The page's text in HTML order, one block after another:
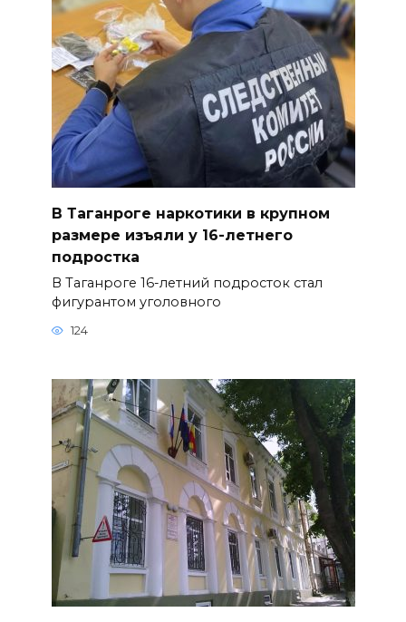
В Таганроге наркотики в крупном
размере изъяли у 16-летнего
подростка
В Таганроге 16-летний подросток стал
фигурантом уголовного
124